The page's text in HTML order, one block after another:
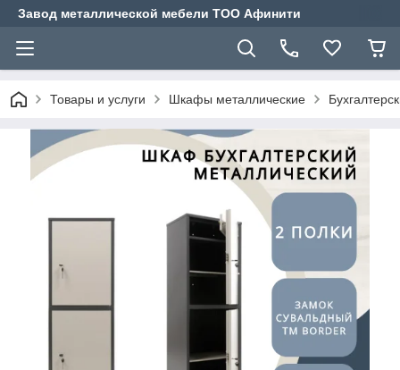
Завод металлической мебели ТОО Афинити
Товары и услуги Шкафы металлические